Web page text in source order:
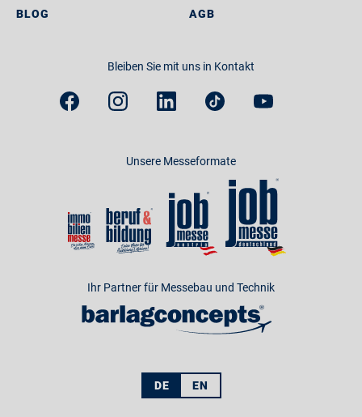
BLOG AGB
Bleiben Sie mit uns in Kontakt
Unsere Messeformate
Ihr Partner für Messebau und Technik
DE EN